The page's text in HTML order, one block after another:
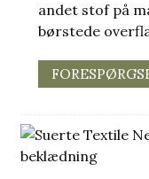
andet stof på
børstede